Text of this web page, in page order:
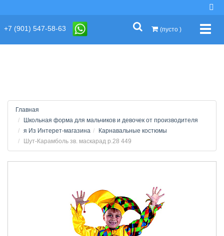
+7 (901) 547-58-63 (пусто )
Главная
Школьная форма для мальчиков и девочек от производителя
я Из Интерет-магазина
Карнавальные костюмы
Шут-Карамболь зв. маскарад р.28 449